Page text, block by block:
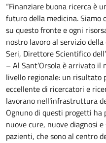
“Finanziare buona ricerca è
futuro della medicina. Siamo
su questo fronte e ogni
nostro lavoro al servizio
Seri, Direttore Scientifico
– Al Sant’Orsola è arrivato il
livello regionale: un risultato
eccellente di ricercatori e
lavorano nell'infrastruttura
Ognuno di questi progetti
nuove cure, nuove diagnosi
pazienti, che sono al centro